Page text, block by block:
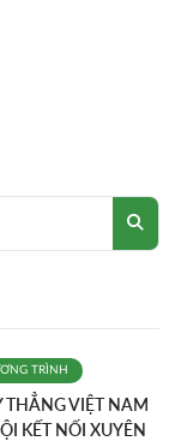
TRÌNH
VIỆT NAM
KẾT NỐI XUYÊN